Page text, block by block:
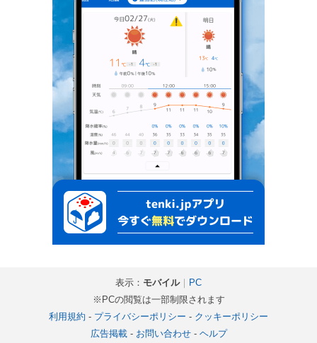
表示： モバイル｜ PC
※PCの閲覧は一部制限されます
利用規約 - プライバシーポリシー - クッキーポリシー
広告掲載- お問い合わせ- ヘルプ